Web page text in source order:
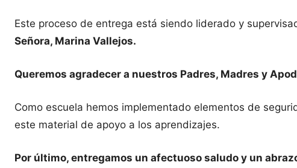
Este proceso de entrega está siendo liderado y
Señora, Marina Vallejos.
Queremos agradecer a nuestros Padres, Madres y
Como escuela hemos implementado elementos de
este material de apoyo a los aprendizajes.
Por último, entregamos un afectuoso saludo y un